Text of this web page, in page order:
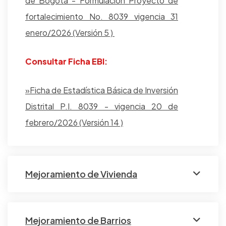
fortalecimiento No. 8039 vigencia 31
enero/2026 (Versión 5 )
Consultar Ficha EBI:
»Ficha de Estadística Básica de Inversión
Distrital P.I. 8039 - vigencia 20 de
febrero/2026 (Versión 14 )
Mejoramiento de Vivienda
Mejoramiento de Barrios